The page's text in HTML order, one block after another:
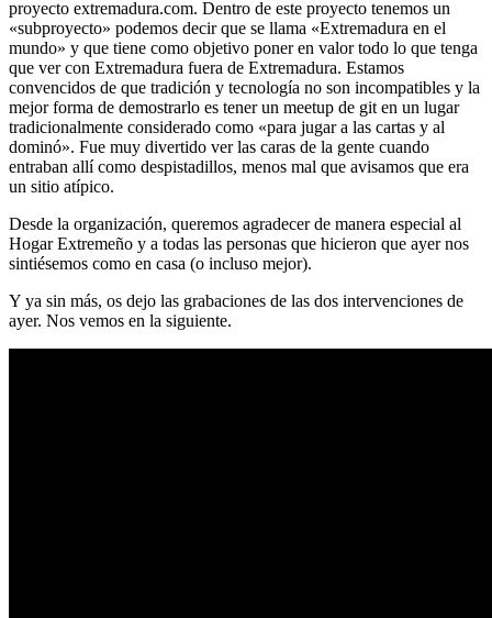
proyecto extremadura.com. Dentro de este proyecto tenemos un
«subproyecto» podemos decir que se llama «Extremadura en el
mundo» y que tiene como objetivo poner en valor todo lo que tenga
que ver con Extremadura fuera de Extremadura. Estamos
convencidos de que tradición y tecnología no son incompatibles y la
mejor forma de demostrarlo es tener un meetup de git en un lugar
tradicionalmente considerado como «para jugar a las cartas y al
dominó». Fue muy divertido ver las caras de la gente cuando
entraban allí como despistadillos, menos mal que avisamos que era
un sitio atípico.
Desde la organización, queremos agradecer de manera especial al
Hogar Extremeño y a todas las personas que hicieron que ayer nos
sintiésemos como en casa (o incluso mejor).
Y ya sin más, os dejo las grabaciones de las dos intervenciones de
ayer. Nos vemos en la siguiente.